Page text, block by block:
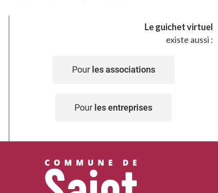
Le guichet virtuel
existe aussi :
Pour les associations
Pour les entreprises